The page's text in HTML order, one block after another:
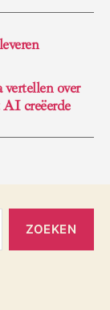
over
AI creëerde